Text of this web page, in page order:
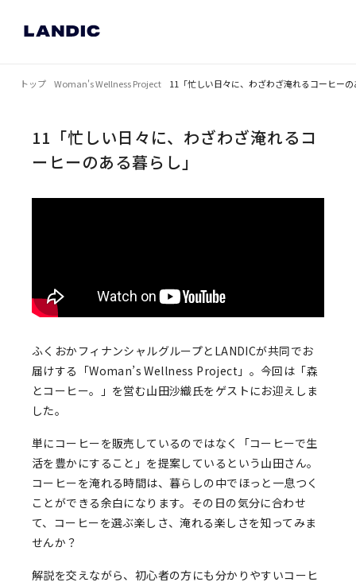
トップ Woman's Wellness Project 11「忙しい日々に、わざわざ淹れるコーヒー
11「忙しい日々に、わざわざ淹れるコ
ーヒーのある暮らし」
ふくおかフィナンシャルグループとLANDICが共同でお
届けする「Woman’s Wellness Project」。今回は「森
とコーヒー。」を営む山田沙織氏をゲストにお迎えしま
した。
単にコーヒーを販売しているのではなく「コーヒーで生
活を豊かにすること」を提案しているという山田さん。
コーヒーを淹れる時間は、暮らしの中でほっと一息つく
ことができる余白になります。その日の気分に合わせ
て、コーヒーを選ぶ楽しさ、淹れる楽しさを知ってみま
せんか？
解説を交えながら、初心者の方にも分かりやすいコーヒ